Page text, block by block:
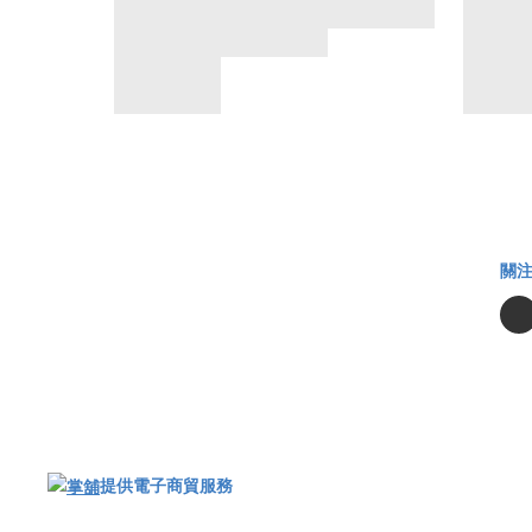
關
提供電子商貿服務